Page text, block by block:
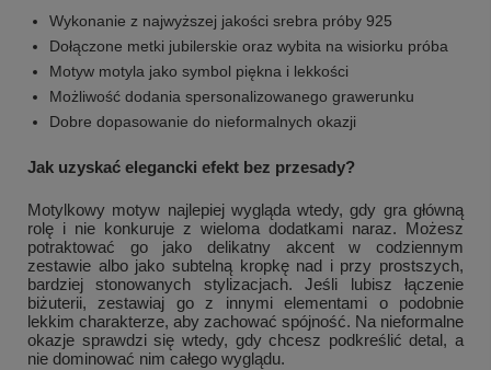
Wykonanie z najwyższej jakości srebra próby 925
Dołączone metki jubilerskie oraz wybita na wisiorku próba
Motyw motyla jako symbol piękna i lekkości
Możliwość dodania spersonalizowanego grawerunku
Dobre dopasowanie do nieformalnych okazji
Jak uzyskać elegancki efekt bez przesady?
Motylkowy motyw najlepiej wygląda wtedy, gdy gra główną
rolę i nie konkuruje z wieloma dodatkami naraz. Możesz
potraktować go jako delikatny akcent w codziennym
zestawie albo jako subtelną kropkę nad i przy prostszych,
bardziej stonowanych stylizacjach. Jeśli lubisz łączenie
biżuterii, zestawiaj go z innymi elementami o podobnie
lekkim charakterze, aby zachować spójność. Na nieformalne
okazje sprawdzi się wtedy, gdy chcesz podkreślić detal, a
nie dominować nim całego wyglądu.